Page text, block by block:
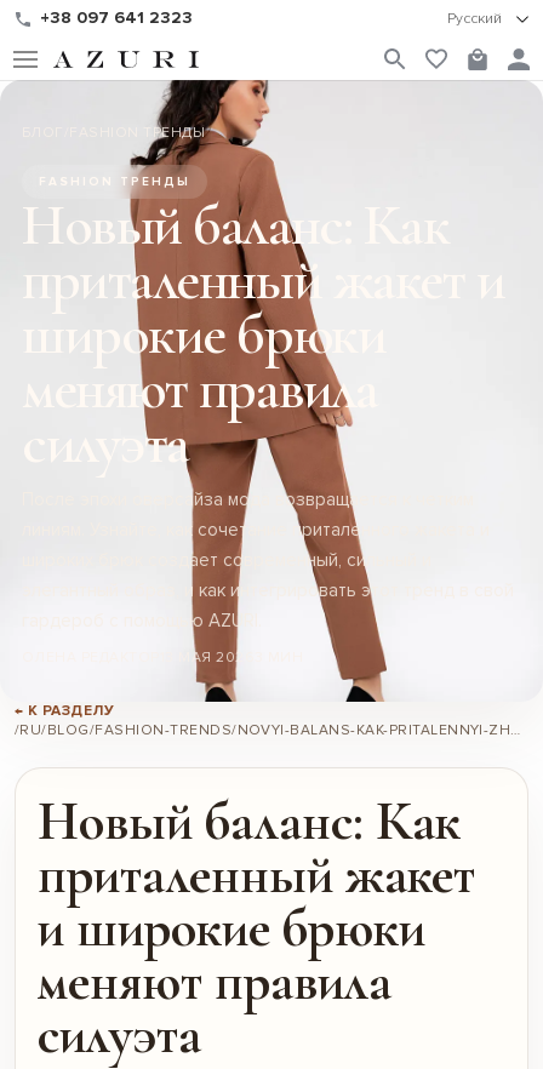
+38 097 641 2323 Русский
FASHION ТРЕНДЫ
FASHION ТРЕНДЫ
Новый баланс: Как
приталенный жакет и
широкие брюки
меняют правила
силуэта
После эпохи оверсайза мода возвращается к четким
линиям. Узнайте, как сочетание приталенного жакета и
широких брюк создает современный, сильный и
элегантный образ, и как интегрировать этот тренд в свой
гардероб с помощью AZURI.
13 МАЯ 2026
← К РАЗДЕЛУ
/RU/BLOG/FASHION-TRENDS/NOVYI-BALANS-KAK-PRITALENNYI-ZHAKET-I-SHIROKIE-BRIUKI-MENIAIUT-PRAVILA-SILUETA/
Новый баланс: Как
приталенный жакет
и широкие брюки
меняют правила
силуэта